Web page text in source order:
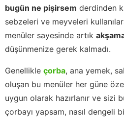
bugün ne pişirsem derdinden
sebzeleri ve meyveleri
menüler sayesinde artık
düşünmenize gerek kalmadı.
Genellikle çorba, ana yemek,
oluşan bu menüler her güne
uygun olarak hazırlanır ve sizi
çorbayı yapsam, nasıl dengeli